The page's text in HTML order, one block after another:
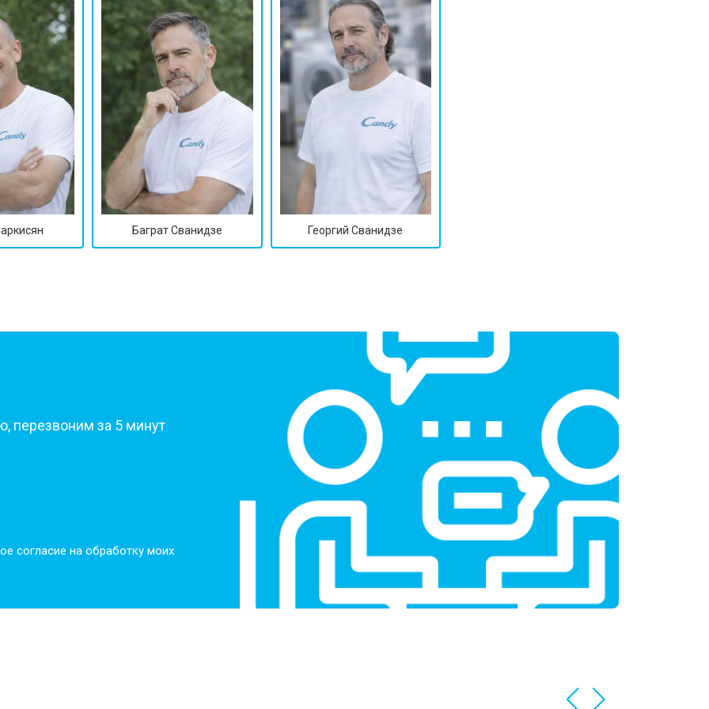
от 60 мин от 1600 ₽
от 40 мин от 1250 ₽
от 60 мин от 1000 ₽
креплений, кнопок) от 40 мин от 850 ₽
от 1100 ₽
от 1550 ₽ Заказать
от 1600 ₽ Заказать
от 40 мин Заказать
от 1550 ₽ Заказать
Баграт Сванидзе Георгий Сванидзе
перезвоним за 5 минут
согласие на обработку моих